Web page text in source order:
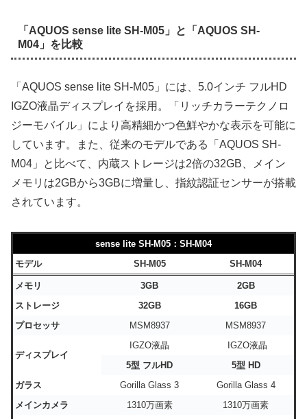
「AQUOS sense lite SH-M05」と「AQUOS SH-
M04」を比較
「AQUOS sense lite SH-M05」には、5.0インチ フルHD
IGZO液晶ディスプレイを採用。「リッチカラーテクノロ
ジーモバイル」により高精細かつ色鮮やかな表示を可能に
しています。また、従来のモデルである「AQUOS SH-
M04」と比べて、内蔵ストレージは2倍の32GB、メイン
メモリは2GBから3GBに増量し、指紋認証センサーが搭載
されています。
sense lite SH-M05：SH-M04
モデル
SH-M05 SH-M04
メモリ 3GB
2GB
ストレージ
32GB
16GB
プロセッサ
MSM8937 MSM8937
ディスプレイ
IGZO液晶
IGZO液晶
5型 フルHD
5型 HD
ガラス
Gorilla Glass 3
Gorilla Glass 4
メインカメラ
1310万画素
1310万画素